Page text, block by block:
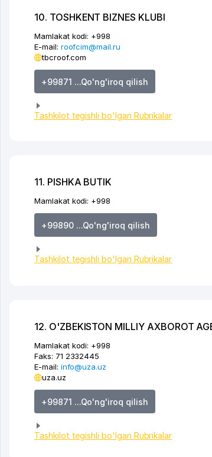
10. TOSHKENT BIZNES KLUBI
Mamlakat kodi: +998
E-mail: roofcim@mail.ru
tbcroof.com
+99871 ...Qo'ng'iroq qilish
Tashkilot tegishli bo'lgan Rubrikalar
11. PISHKA BUTIK
Mamlakat kodi: +998
+99890 ...Qo'ng'iroq qilish
Tashkilot tegishli bo'lgan Rubrikalar
12. O'ZBEKISTON MILLIY AXBOROT
Mamlakat kodi: +998
Faks: 71 2332445
E-mail: info@uza.uz
uza.uz
+99871 ...Qo'ng'iroq qilish
Tashkilot tegishli bo'lgan Rubrikalar